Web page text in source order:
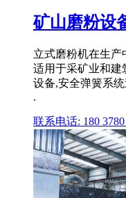
矿山磨粉设
立式磨粉机在生产
适用于采矿业和建
设备,安全弹簧系
.
联系电话: 180 3780